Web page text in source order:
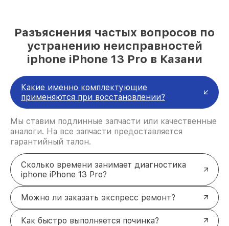
Разъяснения частых вопросов по
устранению неисправностей
iphone iPhone 13 Pro в Казани
Какие именно комплектующие
применяются при восстановлении?
Мы ставим подлинные запчасти или качественные
аналоги. На все запчасти предоставляется
гарантийный талон.
Сколько времени занимает диагностика
iphone iPhone 13 Pro?
Можно ли заказать экспресс ремонт?
Как быстро выполняется починка?